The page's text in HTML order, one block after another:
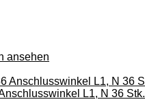
ansehen
L1, N 36 Stk.